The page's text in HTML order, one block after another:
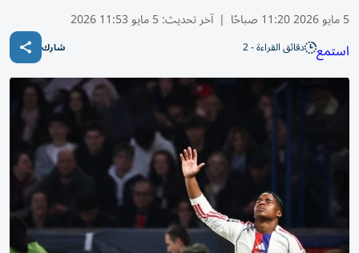
5 مايو 2026 11:20 صباحًا | آخر تحديث:5 مايو 11:53 2026
استمع دقائق القراءة - 2 شارك